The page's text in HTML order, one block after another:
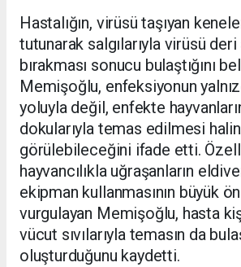
Hastalığın, virüsü taşıyan
tutunarak salgılarıyla virüsü deri
bırakması sonucu bulaştığını
Memişoğlu, enfeksiyonun
yoluyla değil, enfekte
dokularıyla temas edilmesi
görülebileceğini ifade etti.
hayvancılıkla uğraşanların
ekipman kullanmasının büyük
vurgulayan Memişoğlu, hasta
vücut sıvılarıyla temasın da
oluşturduğunu kaydetti.